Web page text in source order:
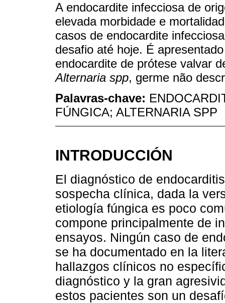
A endocardite infecciosa de
elevada morbidade e
casos de endocardite
desafio até hoje. É
endocardite de prótese valvar
Alternaria spp, germe não
Palavras-chave:
FÚNGICA; ALTERNARIA SPP
INTRODUCCIÓN
El diagnóstico de
sospecha clínica, dada la
etiología fúngica es poco
compone principalmente de
ensayos. Ningún caso de
se ha documentado en la
hallazgos clínicos no
diagnóstico y la gran
estos pacientes son un